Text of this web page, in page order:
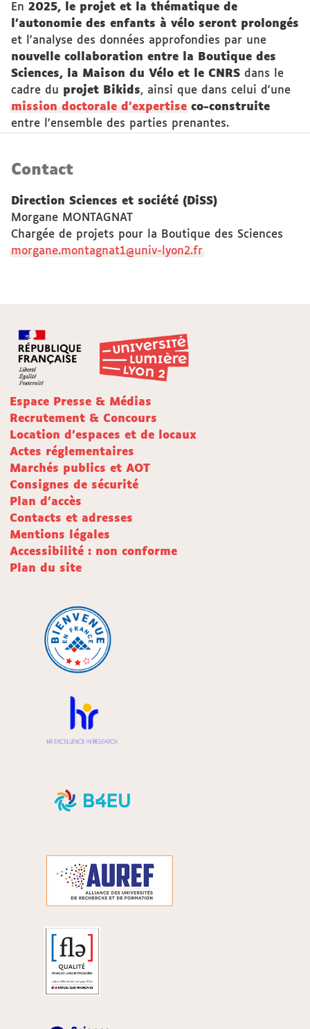
En 2025, le projet et la thématique de
l'autonomie des enfants à vélo seront prolongés
et l'analyse des données approfondies par une
nouvelle collaboration entre la Boutique des
Sciences, la Maison du Vélo et le CNRS dans le
cadre du projet Bikids, ainsi que dans celui d'une
mission doctorale d'expertise co-construite
entre l'ensemble des parties prenantes.
Contact
Direction Sciences et société (DiSS)
Morgane MONTAGNAT
Chargée de projets pour la Boutique des Sciences
morgane.montagnat1@univ-lyon2.fr
Espace Presse & Médias
Recrutement & Concours
Location d'espaces et de locaux
Actes réglementaires
Marchés publics et AOT
Consignes de sécurité
Plan d'accès
Contacts et adresses
Mentions légales
Accessibilité : non conforme
Plan du site